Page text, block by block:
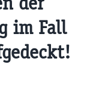
im Fall